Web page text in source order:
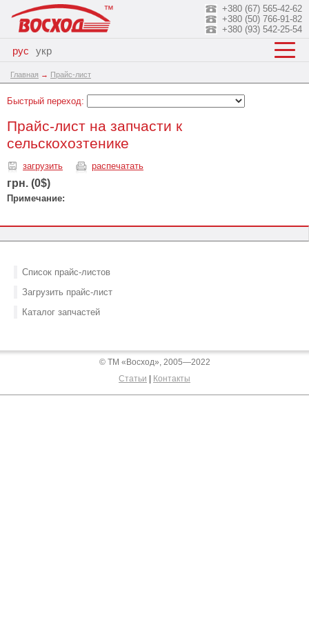
рус укр
+380 (67) 565-42-62
+380 (50) 766-91-82
+380 (93) 542-25-54
Главная → Прайс-лист
Список прайс-листов
Загрузить прайс-лист
Каталог запчастей
Быстрый переход:
Прайс-лист на запчасти к
сельскохозтенике
загрузить распечатать
грн. (0$)
Примечание:
© ТМ «Восход», 2005—2022
Статьи
Контакты